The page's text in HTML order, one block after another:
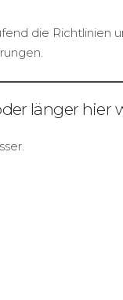
die Richtlinien
länger hier